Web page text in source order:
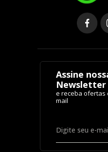
Assine
Newsletter